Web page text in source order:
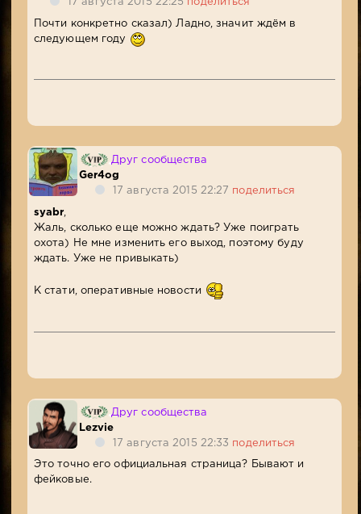
17 августа 2015 22:25 поделиться
Почти конкретно сказал) Ладно, значит ждём в
следующем году
Друг сообщества
Ger4og
17 августа 2015 22:27 поделиться
syabr
Жаль, сколько еще можно ждать? Уже поиграть
охота) Не мне изменить его выход, поэтому буду
ждать. Уже не привыкать)
К стати, оперативные новости
Друг сообщества
Lezvie
17 августа 2015 22:33 поделиться
Это точно его официальная страница? Бывают и
фейковые.